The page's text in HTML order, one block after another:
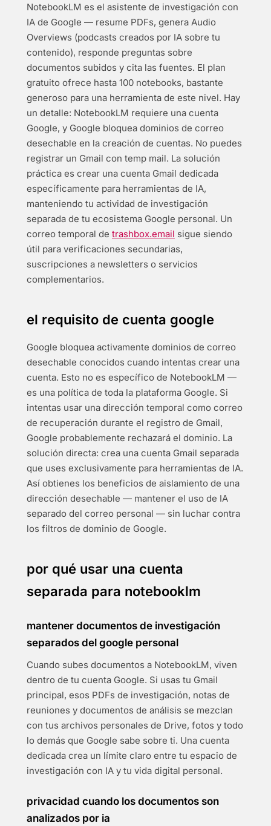
NotebookLM es el asistente de investigación con
IA de Google — resume PDFs, genera Audio
Overviews (podcasts creados por IA sobre tu
contenido), responde preguntas sobre
documentos subidos y cita las fuentes. El plan
gratuito ofrece hasta 100 notebooks, bastante
generoso para una herramienta de este nivel. Hay
un detalle: NotebookLM requiere una cuenta
Google, y Google bloquea dominios de correo
desechable en la creación de cuentas. No puedes
registrar un Gmail con temp mail. La solución
práctica es crear una cuenta Gmail dedicada
específicamente para herramientas de IA,
manteniendo tu actividad de investigación
separada de tu ecosistema Google personal. Un
correo temporal de trashbox.email sigue siendo
útil para verificaciones secundarias,
suscripciones a newsletters o servicios
complementarios.
el requisito de cuenta google
Google bloquea activamente dominios de correo
desechable conocidos cuando intentas crear una
cuenta. Esto no es específico de NotebookLM —
es una política de toda la plataforma Google. Si
intentas usar una dirección temporal como correo
de recuperación durante el registro de Gmail,
Google probablemente rechazará el dominio. La
solución directa: crea una cuenta Gmail separada
que uses exclusivamente para herramientas de IA.
Así obtienes los beneficios de aislamiento de una
dirección desechable — mantener el uso de IA
separado del correo personal — sin luchar contra
los filtros de dominio de Google.
por qué usar una cuenta
separada para notebooklm
mantener documentos de investigación
separados del google personal
Cuando subes documentos a NotebookLM, viven
dentro de tu cuenta Google. Si usas tu Gmail
principal, esos PDFs de investigación, notas de
reuniones y documentos de análisis se mezclan
con tus archivos personales de Drive, fotos y todo
lo demás que Google sabe sobre ti. Una cuenta
dedicada crea un límite claro entre tu espacio de
investigación con IA y tu vida digital personal.
privacidad cuando los documentos son
analizados por ia